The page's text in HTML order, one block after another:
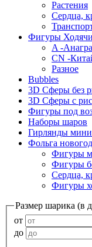
Растения
Сердца,
Фигуры
A -
CN -
Разное
Bubbles
3D Сферы без
3D Сферы с
Фигуры под
Наборы шаров
Гирлянды
Фольга
Фигуры
Фигуры
Сердца,
Фигуры
Размер шарика (в
от
до